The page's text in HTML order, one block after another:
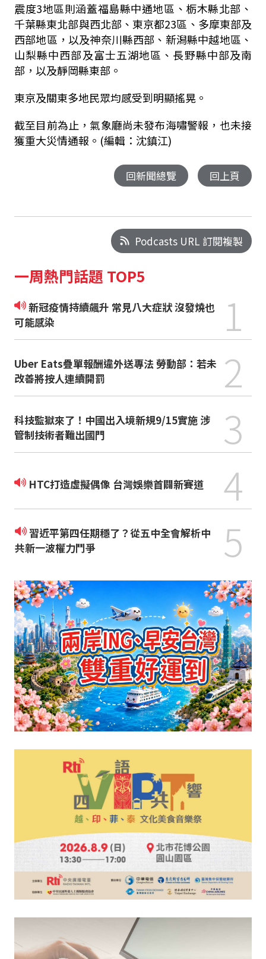
震度3地區則涵蓋福島縣中通地區、栃木縣北部、
千葉縣東北部與西北部、東京都23區、多摩東部及
西部地區，以及神奈川縣西部、新潟縣中越地區、
山梨縣中西部及富士五湖地區、長野縣中部及南
部，以及靜岡縣東部。
東京及關東多地民眾均感受到明顯搖晃。
截至目前為止，氣象廳尚未發布海嘯警報，也未接
獲重大災情通報。(編輯：沈鎮江)
回新聞總覽 回上頁
Podcasts URL 訂閱複製
一周熱門話題 TOP5
新冠疫情持續飆升 常見八大症狀 沒發燒也
可能感染
1
Uber Eats疊單報酬違外送專法 勞動部：若未
改善將按人連續開罰
2
科技監獄來了！中國出入境新規9/15實施 涉
管制技術者難出國門
3
HTC打造虛擬偶像 台灣娛樂首闢新賽道 4
習近平第四任期穩了？從五中全會解析中
共新一波權力鬥爭
5